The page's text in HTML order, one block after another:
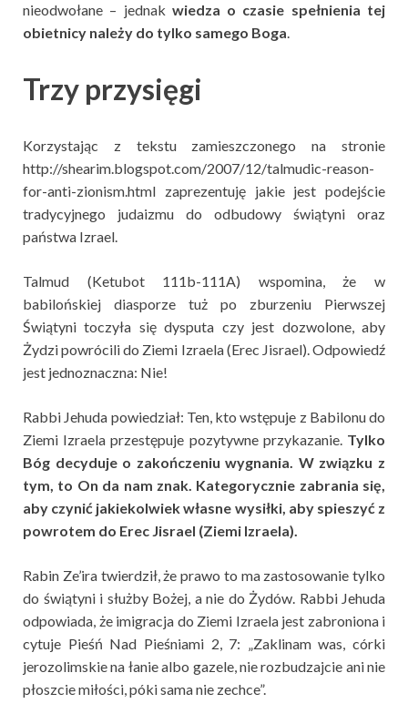
nieodwołane – jednak wiedza o czasie spełnienia tej
obietnicy należy do tylko samego Boga.
Trzy przysięgi
Korzystając z tekstu zamieszczonego na stronie
http://shearim.blogspot.com/2007/12/talmudic-reason-
for-anti-zionism.html zaprezentuję jakie jest podejście
tradycyjnego judaizmu do odbudowy świątyni oraz
państwa Izrael.
Talmud (Ketubot 111b-111A) wspomina, że w
babilońskiej diasporze tuż po zburzeniu Pierwszej
Świątyni toczyła się dysputa czy jest dozwolone, aby
Żydzi powrócili do Ziemi Izraela (Erec Jisrael). Odpowiedź
jest jednoznaczna: Nie!
Rabbi Jehuda powiedział: Ten, kto wstępuje z Babilonu do
Ziemi Izraela przestępuje pozytywne przykazanie. Tylko
Bóg decyduje o zakończeniu wygnania. W związku z
tym, to On da nam znak. Kategorycznie zabrania się,
aby czynić jakiekolwiek własne wysiłki, aby spieszyć z
powrotem do Erec Jisrael (Ziemi Izraela).
Rabin Ze’ira twierdził, że prawo to ma zastosowanie tylko
do świątyni i służby Bożej, a nie do Żydów. Rabbi Jehuda
odpowiada, że imigracja do Ziemi Izraela jest zabroniona i
cytuje Pieśń Nad Pieśniami 2, 7: „Zaklinam was, córki
jerozolimskie na łanie albo gazele, nie rozbudzajcie ani nie
płoszcie miłości, póki sama nie zechce”.